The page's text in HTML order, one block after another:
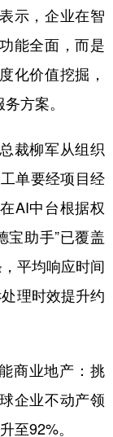
示，企业在智
能全面，而是
化价值挖掘，
方案。
裁柳军从组织
单要经项目经
AI中台根据权
宝助手”已覆盖
平均响应时间
理时效提升约
商业地产：挑
企业不动产领
至92%。